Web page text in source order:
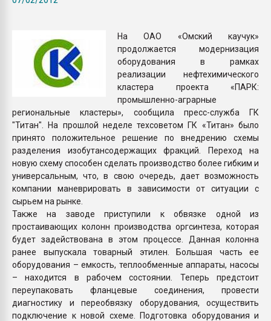
ПЕРЕЙТИ НА
На ОАО «Омский каучук»
продолжается модернизация
оборудования в рамках
реализации нефтехимического
кластера проекта «ПАРК:
промышленно-аграрные
региональные кластеры», сообщила пресс-служба ГК
"Титан". На прошлой неделе техсоветом ГК «Титан» было
принято положительное решение по внедрению схемы
разделения изобутансодержащих фракций. Переход на
новую схему способен сделать производство более гибким и
универсальным, что, в свою очередь, дает возможность
компании маневрировать в зависимости от ситуации с
сырьем на рынке.
Также на заводе приступили к обвязке одной из
простаивающих колонн производства оргсинтеза, которая
будет задействована в этом процессе. Данная колонна
ранее выпускала товарный этилен. Большая часть ее
оборудования – емкость, теплообменные аппараты, насосы
– находится в рабочем состоянии. Теперь предстоит
переупаковать фланцевые соединения, провести
диагностику и переобвязку оборудования, осуществить
подключение к новой схеме. Подготовка оборудования и